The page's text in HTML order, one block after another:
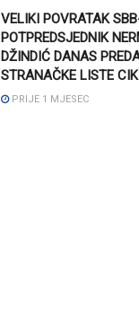
VELIKI POVRATAK
POTPREDSJEDNIK
DŽINDIĆ DANAS
STRANAČKE LISTE
PRIJE 1 MJESEC